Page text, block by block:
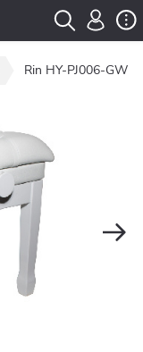
Rin HY-PJ006-GW